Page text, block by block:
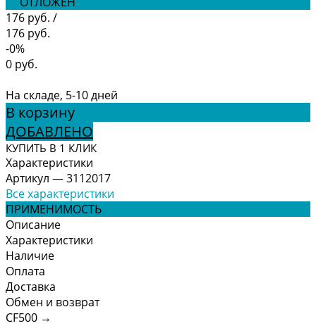
176 руб. /
176 руб.
-0%
0 руб.
На складе, 5-10 дней
В корзину
ДОБАВЛЕНО
КУПИТЬ В 1 КЛИК
Характеристики
Артикул —3112017
Все характеристики
ПРИМЕНИМОСТЬ
Описание
Характеристики
Наличие
Оплата
Доставка
Обмен и возврат
CF500 →